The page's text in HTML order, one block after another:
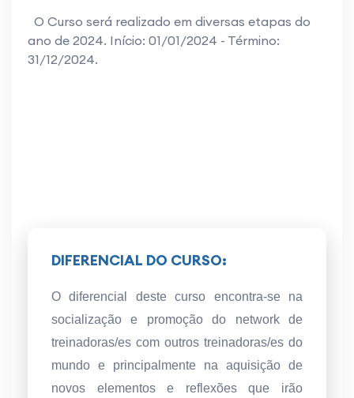
O Curso será realizado em diversas etapas do
ano de 2024. Início: 01/01/2024 - Término:
31/12/2024.
DIFERENCIAL DO CURSO:
O diferencial deste curso encontra-se na
socialização e promoção do network de
treinadoras/es com outros treinadoras/es do
mundo e principalmente na aquisição de
novos elementos e reflexões que irão